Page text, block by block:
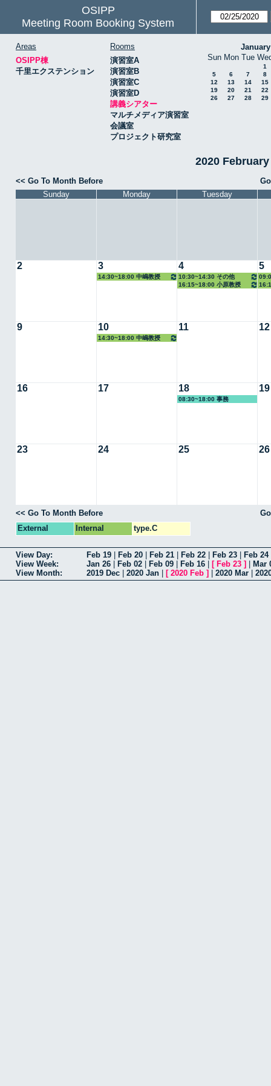
OSIPP
Meeting Room Booking System
Areas
OSIPP棟
千里エクステンション
Rooms
演習室A
演習室B
演習室C
演習室D
講義シアター
マルチメディア演習室
会議室
プロジェクト研究室
Sun Mon Tue
1
5
6 7
8
12
13 14
15
19
20 21
22
26
27 28 29
2020 February
<< Go To Month Before
Sunday
Monday Tuesday
2 3
14:30~18:00 中嶋教授
4
10:30~14:30 その他
16:15~18:00 小原教授
5
9 10
14:30~18:00 中嶋教授
11 12
16 17 18
08:30~18:00 事務
19
23 24 25 26
<< Go To Month Before
External
Internal type.C
View Day: Feb 19 Feb 20 Feb 21 Feb 22 Feb 23 Feb 24
View Week:
Jan 26 Feb 02 Feb 09 Feb 16 [ Feb 23 ]
Mar
View Month:
2019 Dec 2020 Jan [ 2020 Feb ] 2020 Mar